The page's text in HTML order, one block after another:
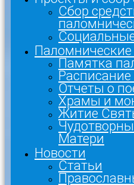
Сбор
Паломнические
Памятка
Расписание
Отчеты о
Храмы и
Житие
Матери
Новости
Статьи